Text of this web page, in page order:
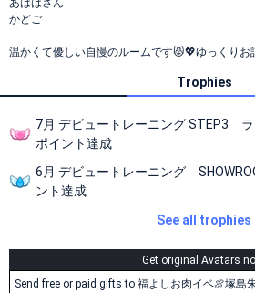
あははさん
かどご
温かくて優しい自慢のルームです😾💖ゆっくりお
Trophies
7月 デビュートレーニング STEP3
ポイント達成
6月 デビュートレーニング
ント達成
See all trophies
Get original Avatars
Send free or paid gifts to 福よしお肉イベ🍖塚島